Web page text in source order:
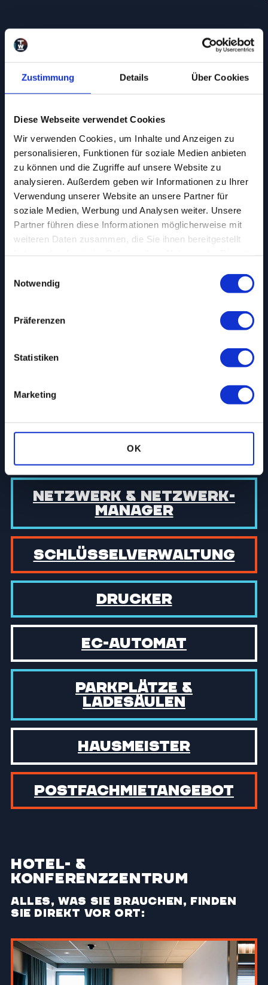
Zustimmung Details Über Cookies
Diese Webseite verwendet Cookies
Wir verwenden Cookies, um Inhalte und Anzeigen zu
personalisieren, Funktionen für soziale Medien anbieten
zu können und die Zugriffe auf unsere Website zu
analysieren. Außerdem geben wir Informationen zu Ihrer
Verwendung unserer Website an unsere Partner für
soziale Medien, Werbung und Analysen weiter. Unsere
Partner führen diese Informationen möglicherweise mit
weiteren Daten zusammen, die Sie ihnen bereitgestellt
Notwendig
Präferenzen
Statistiken
Marketing
OK
Unsere Services für Sie
oder Mieter im TEMPOWERK profitieren Sie von einer
modernen, funktionalen Infrastruktur und persönlicher
Bauleitung
Postagentur
Empfangs­service
Events
Netzwerk & Netzwerk­
manager
Schlüssel­verwaltung
Drucker
EC-Automat
Parkplätze &
Ladesäulen
Hausmeister
Postfach­mietangebot
Hotel- &
Konferenzzentrum
Alles, was Sie brauchen, finden
Sie direkt vor Ort: